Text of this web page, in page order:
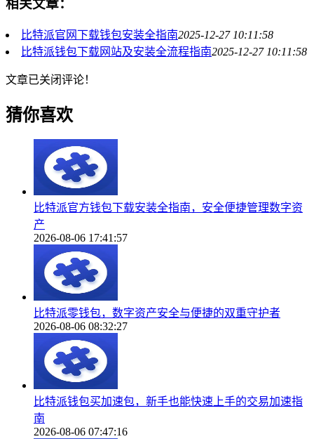
相关文章：
比特派官网下载钱包安装全指南2025-12-27 10:11:58
比特派钱包下载网站及安装全流程指南2025-12-27 10:11:58
文章已关闭评论！
猜你喜欢
比特派官方钱包下载安装全指南，安全便捷管理数字资
产
2026-08-06 17:41:57
比特派零钱包，数字资产安全与便捷的双重守护者
2026-08-06 08:32:27
比特派钱包买加速包，新手也能快速上手的交易加速指
南
2026-08-06 07:47:16